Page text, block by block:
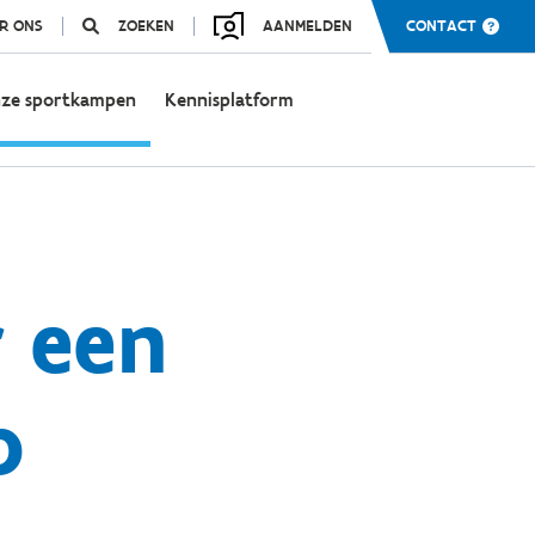
ONS ZOEKEN AANMELDEN CONTACT
sportkampen Kennisplatform